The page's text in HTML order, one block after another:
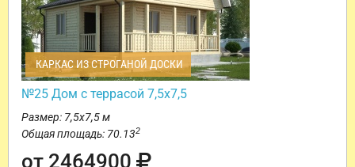
КАРКАС ИЗ СТРОГАНОЙ ДОСКИ
№25 Дом с террасой 7,5х7,5
Размер: 7,5х7,5 м
Общая площадь: 70.132
от 2464900